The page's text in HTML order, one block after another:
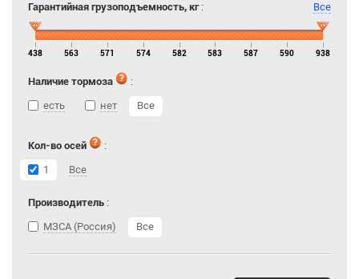
Гарантийная грузоподъемность, кг: Все
438 563 571 574 582 583 587 590 938
Наличие тормоза
:
есть
нет Все
Кол-во осей
:
1
Все
Производитель :
МЗСА (Россия)
Все